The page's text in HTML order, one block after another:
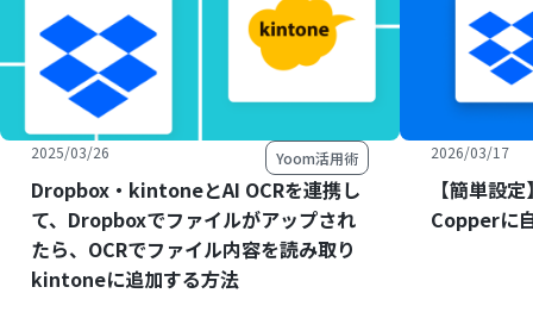
2025/03/26 Yoom活用術
Dropbox・kintoneとAI OCRを連携し
て、Dropboxでファイルがアップされ
たら、OCRでファイル内容を読み取り
kintoneに追加する方法
2026/03/17
【簡単設
Copperに